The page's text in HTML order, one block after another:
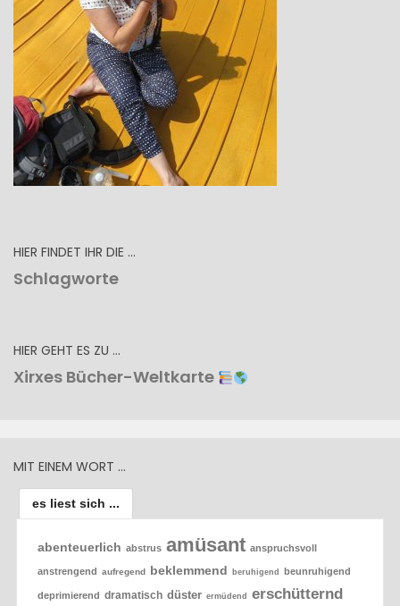
HIER FINDET IHR DIE …
Schlagworte
HIER GEHT ES ZU …
Xirxes Bücher-Weltkarte
MIT EINEM WORT …
es liest sich ...
abenteuerlich abstrus amüsant anspruchsvoll
anstrengend aufregend beklemmend beruhigend beunruhigend
deprimierend dramatisch düster ermüdend erschütternd